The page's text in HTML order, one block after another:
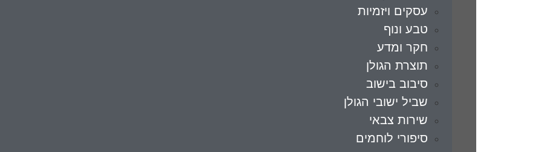
עסקים ויזמיות
טבע ונוף
חקר ומדע
תוצרת הגולן
סיבוב בישוב
שביל ישובי הגולן
שירות צבאי
סיפורי לוחמים